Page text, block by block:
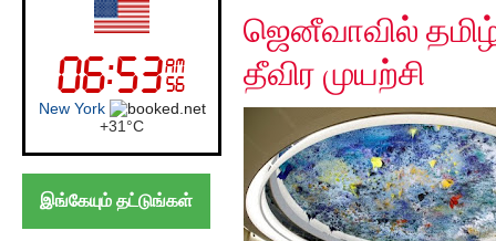
London
+27°C
இங்கேயும் தட்டுங்கள்
ஜெனீவாவில்
தீவிர முயற்சி